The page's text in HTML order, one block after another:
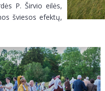
P. Širvio eilės,
šviesos efektų,